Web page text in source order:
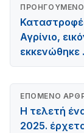
Αγρίνιο,
εκκενώθηκε .
ΕΠΌΜΕΝΟ
Η τελετή
2025.